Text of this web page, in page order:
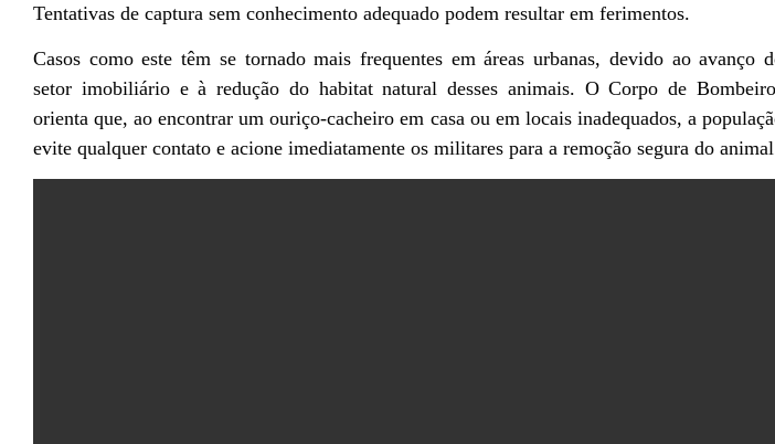
Tentativas de captura sem conhecimento adequado podem resultar em ferimentos.
Casos como este têm se tornado mais frequentes em áreas urbanas, devido ao avanço
setor imobiliário e à redução do habitat natural desses animais. O Corpo de
orienta que, ao encontrar um ouriço-cacheiro em casa ou em locais inadequados, a
evite qualquer contato e acione imediatamente os militares para a remoção segura do